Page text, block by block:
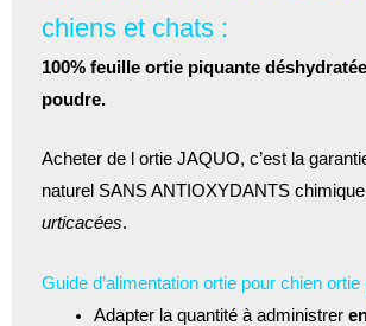
chiens et chats :
100% feuille ortie piquante
poudre.
Acheter de l ortie JAQUO, c’est la
naturel SANS ANTIOXYDANTS
urticacées.
Guide d’alimentation ortie pour chien ortie
Adapter la quantité à administrer